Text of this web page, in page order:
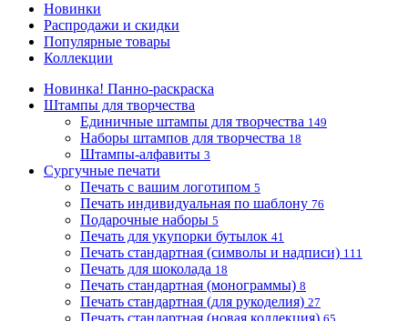
Новинки
Распродажи и скидки
Популярные товары
Коллекции
Новинка! Панно-раскраска
Штампы для творчества
Единичные штампы для творчества 149
Наборы штампов для творчества 18
Штампы-алфавиты 3
Сургучные печати
Печать с вашим логотипом 5
Печать индивидуальная по шаблону 76
Подарочные наборы 5
Печать для укупорки бутылок 41
Печать стандартная (символы и надписи) 111
Печать для шоколада 18
Печать стандартная (монограммы) 8
Печать стандартная (для рукоделия) 27
Печать стандартная (новая коллекция)